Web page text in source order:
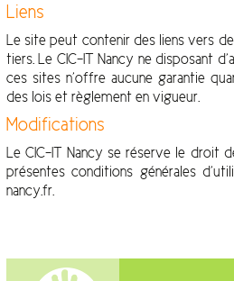
Liens
Le site peut contenir des liens vers
tiers. Le CIC-IT Nancy ne disposant
ces sites n’offre aucune garantie
des lois et règlement en vigueur.
Modifications
Le CIC-IT Nancy se réserve le droit
présentes conditions générales
nancy.fr.